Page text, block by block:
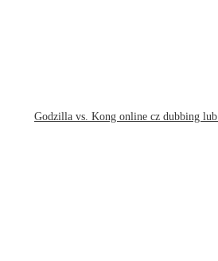
Godzilla vs. Kong online cz dubbing